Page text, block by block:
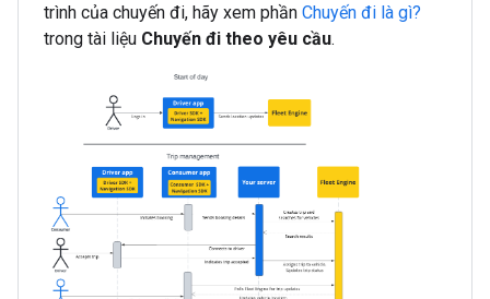
trình của chuyến đi, hãy xem phần Chuyến đi là gì?
trong tài liệu Chuyến đi theo yêu cầu.